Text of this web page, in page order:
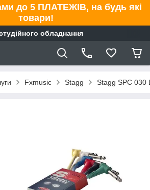
до 5 ПЛАТЕЖІВ, на будь які
товари!
обладнання
Fxmusic Stagg Stagg SPC 030